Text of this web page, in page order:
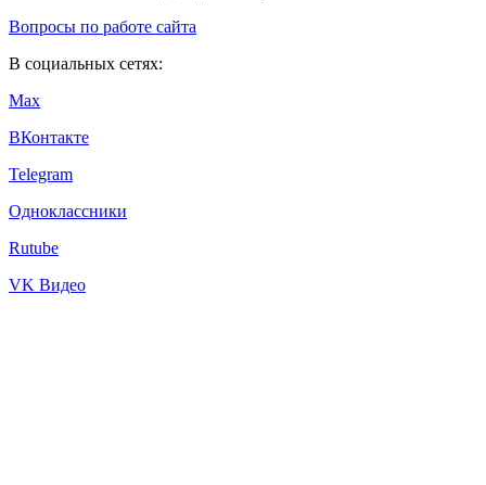
Вопросы по работе сайта
В социальных сетях:
Max
ВКонтакте
Telegram
Одноклассники
Rutube
VK Видео